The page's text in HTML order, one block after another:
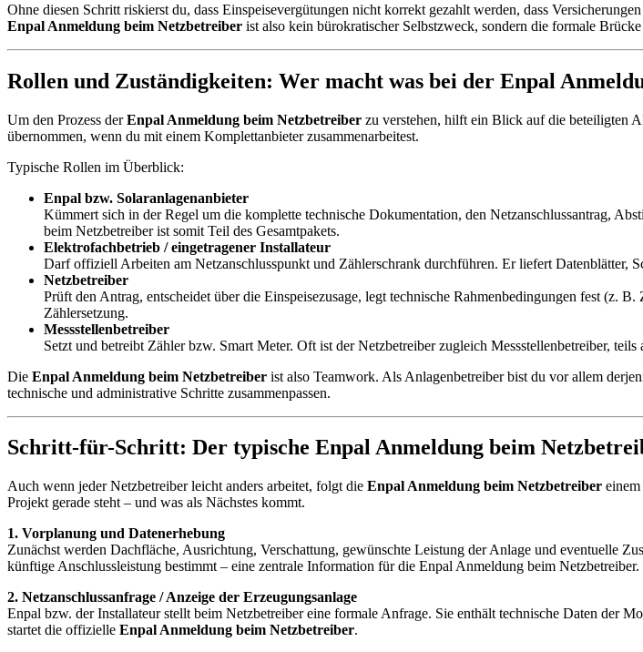
Ohne diesen Schritt riskierst du, dass Einspeisevergütungen nicht korrekt gezahlt werden, dass
Enpal Anmeldung beim Netzbetreiber ist also kein bürokratischer Selbstzweck, sondern die formale
Rollen und Zuständigkeiten: Wer macht was bei der Enpal
Um den Prozess derEnpal Anmeldung beim Netzbetreiber zu verstehen, hilft ein Blick auf die beteiligten
übernommen, wenn du mit einem Komplettanbieter zusammenarbeitest.
Typische Rollen im Überblick:
Enpal bzw. Solaranlagenanbieter
Kümmert sich in der Regel um die komplette technische Dokumentation, den Netzanschlussantrag,
beim Netzbetreiber ist somit Teil des Gesamtpakets.
Elektrofachbetrieb / eingetragener Installateur
Darf offiziell Arbeiten am Netzanschlusspunkt und Zählerschrank durchführen. Er liefert Datenblätter,
Netzbetreiber
Prüft den Antrag, entscheidet über die Einspeisezusage, legt technische Rahmenbedingungen fest (z.
Zählersetzung.
Messstellenbetreiber
Setzt und betreibt Zähler bzw. Smart Meter. Oft ist der Netzbetreiber zugleich Messstellenbetreiber, teils
Die Enpal Anmeldung beim Netzbetreiber ist also Teamwork. Als Anlagenbetreiber bist du vor allem
technische und administrative Schritte zusammenpassen.
Schritt-für-Schritt: Der typische Enpal Anmeldung beim
Auch wenn jeder Netzbetreiber leicht anders arbeitet, folgt die Enpal Anmeldung beim Netzbetreiber
Projekt gerade steht – und was als Nächstes kommt.
1. Vorplanung und Datenerhebung
Zunächst werden Dachfläche, Ausrichtung, Verschattung, gewünschte Leistung der Anlage und eventuelle
künftige Anschlussleistung bestimmt – eine zentrale Information für die Enpal Anmeldung beim Netzbetreiber.
2. Netzanschlussanfrage / Anzeige der Erzeugungsanlage
Enpal bzw. der Installateur stellt beim Netzbetreiber eine formale Anfrage. Sie enthält technische Daten der
startet die offizielle Enpal Anmeldung beim Netzbetreiber.